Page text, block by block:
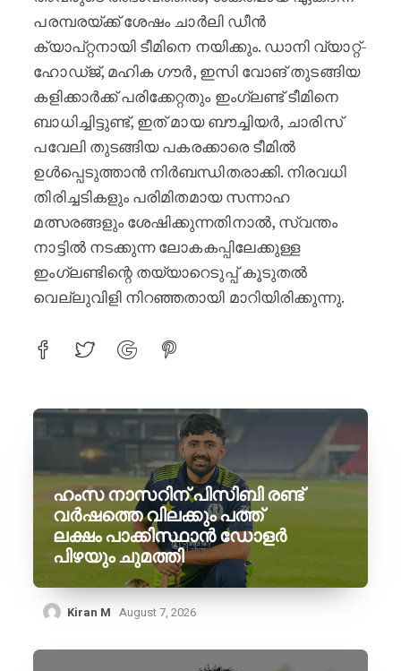
പരമ്പരയ്ക്ക് ശേഷം ചാർലി ഡീൻ
ക്യാപ്റ്റനായി ടീമിനെ നയിക്കും. ഡാനി വ്യാറ്റ്-
ഹോഡ്ജ്, മഹിക ഗൗർ, ഇസി വോങ് തുടങ്ങിയ
കളിക്കാർക്ക് പരിക്കേറ്റതും ഇംഗ്ലണ്ട് ടീമിനെ
ബാധിച്ചിട്ടുണ്ട്, ഇത് മായ ബൗച്ചിയർ, ചാരിസ്
പവേലി തുടങ്ങിയ പകരക്കാരെ ടീമിൽ
ഉൾപ്പെടുത്താൻ നിർബന്ധിതരാക്കി. നിരവധി
തിരിച്ചടികളും പരിമിതമായ സന്നാഹ
മത്സരങ്ങളും ശേഷിക്കുന്നതിനാൽ, സ്വന്തം
നാട്ടിൽ നടക്കുന്ന ലോകകപ്പിലേക്കുള്ള
ഇംഗ്ലണ്ടിന്റെ തയ്യാറെടുപ്പ് കൂടുതൽ
വെല്ലുവിളി നിറഞ്ഞതായി മാറിയിരിക്കുന്നു.
ഹംസ നാസറിന് പിസിബി രണ്ട്
വർഷത്തെ വിലക്കും പത്ത്
ലക്ഷം പാക്കിസ്ഥാൻ ഡോളർ
പിഴയും ചുമത്തി
Kiran M August 7, 2026